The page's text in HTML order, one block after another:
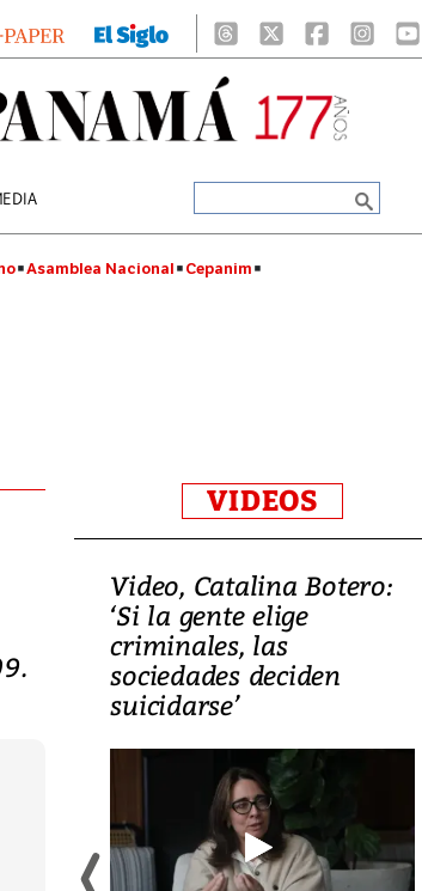
Asamblea Nacional Cepanim
VIDEOS
Video, Catalina Botero:
‘Si la gente elige
criminales, las
sociedades deciden
suicidarse’